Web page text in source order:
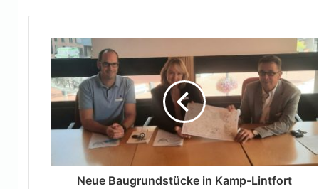
Neue Baugrundstücke in Kamp-Lintfort